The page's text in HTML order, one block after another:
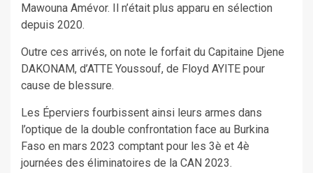
Mawouna Amévor. Il n’était plus apparu en sélection
depuis 2020.
Outre ces arrivés, on note le forfait du Capitaine Djene
DAKONAM, d’ATTE Youssouf, de Floyd AYITE pour
cause de blessure.
Les Éperviers fourbissent ainsi leurs armes dans
l’optique de la double confrontation face au Burkina
Faso en mars 2023 comptant pour les 3è et 4è
journées des éliminatoires de la CAN 2023.